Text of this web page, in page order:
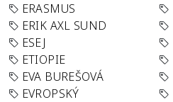
ERASMUS
ERIK AXL SUND
ESEJ
ETIOPIE
EVA BUREŠOVÁ
EVROPSKÝ